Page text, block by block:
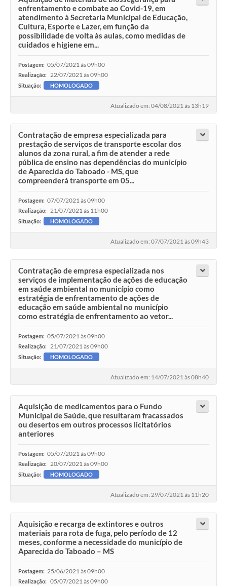
enfrentamento e combate ao Covid-19, em
atendimento à Secretaria Municipal de Educação,
Cultura, Esporte e Lazer, em função da
possibilidade de volta às aulas, como medidas de
cuidados e higiene em...
Postagem: 05/07/2021 às 09h00
Realização: 22/07/2021 às 09h00
Situação: HOMOLOGADO
Atualizado em: 04/08/2021 às 13h19
Contratação de empresa especializada para
prestação de serviços de transporte escolar dos
alunos da zona rural, a fim de atender a rede
pública de ensino nas dependências do município
de Aparecida do Taboado - MS, que
compreenderá transporte em 05...
Postagem: 07/07/2021 às 09h00
Realização: 21/07/2021 às 11h00
Situação: HOMOLOGADO
Atualizado em: 07/07/2021 às 09h43
Contratação de empresa especializada nos
serviços de implementação de ações de educação
em saúde ambiental no município como
estratégia de enfrentamento de ações de
educação em saúde ambiental no município
como estratégia de enfrentamento ao vetor...
Postagem: 05/07/2021 às 09h00
Realização: 21/07/2021 às 09h00
Situação: HOMOLOGADO
Atualizado em: 14/07/2021 às 08h40
Aquisição de medicamentos para o Fundo
Municipal de Saúde, que resultaram fracassados
ou desertos em outros processos licitatórios
anteriores
Postagem: 05/07/2021 às 09h00
Realização: 20/07/2021 às 09h00
Situação: HOMOLOGADO
Atualizado em: 29/07/2021 às 11h20
Aquisição e recarga de extintores e outros
materiais para rota de fuga, pelo período de 12
meses, conforme a necessidade do município de
Aparecida do Taboado – MS
Postagem: 25/06/2021 às 09h00
Realização: 05/07/2021 às 09h00